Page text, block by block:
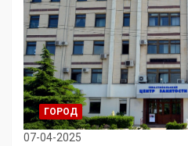
ГОРОД
07-04-2025